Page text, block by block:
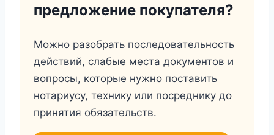
предложение покупателя?
Можно разобрать последовательность
действий, слабые места документов и
вопросы, которые нужно поставить
нотариусу, технику или посреднику до
принятия обязательств.